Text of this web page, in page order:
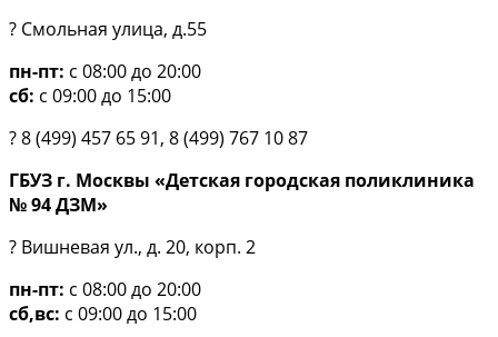
? Смольная улица, д.55
пн-пт: с 08:00 до 20:00
сб: с 09:00 до 15:00
? 8 (499) 457 65 91, 8 (499) 767 10 87
ГБУЗ г. Москвы «Детская городская поликлиника
№ 94 ДЗМ»
? Вишневая ул., д. 20, корп. 2
пн-пт: с 08:00 до 20:00
сб,вс: с 09:00 до 15:00